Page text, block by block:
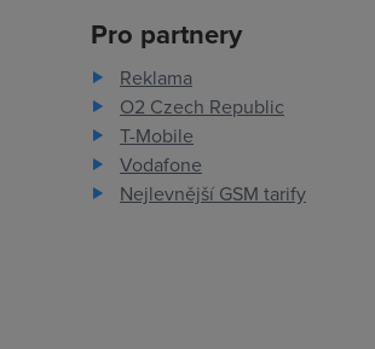
Pro partnery
Reklama
O2 Czech Republic
T-Mobile
Vodafone
Nejlevnější GSM tarify